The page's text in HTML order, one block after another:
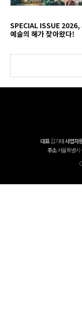
SPECIAL ISSUE 2026,
예술의 해가 찾아왔다!
대표김기태사업자
주소서울특별시